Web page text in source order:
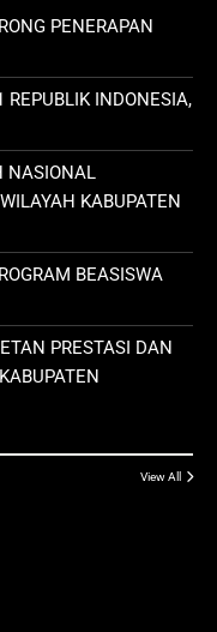
PENERAPAN
INDONESIA,
NASIONAL
KABUPATEN
BEASISWA
PRESTASI DAN
View All